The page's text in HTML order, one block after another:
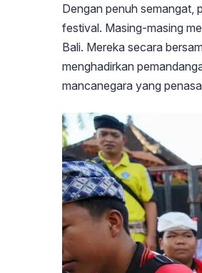
Dengan penuh semangat,
festival. Masing-masing
Bali. Mereka secara
menghadirkan
mancanegara yang